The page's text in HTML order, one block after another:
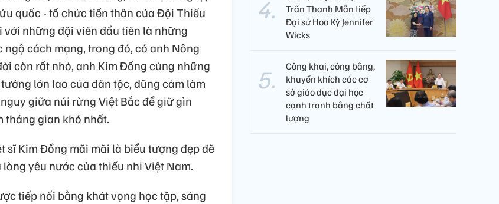
quốc - tổ chức tiền thân của Đội Thiếu
những đội viên đầu tiên là những
cách mạng, trong đó, có anh Nông
còn rất nhỏ, anh Kim Đồng cùng những
lớn lao của dân tộc, dũng cảm làm
giữa núi rừng Việt Bắc để giữ gìn
tháng gian khó nhất.
sĩ Kim Đồng mãi mãi là biểu tượng đẹp đẽ
yêu nước của thiếu nhi Việt Nam.
tiếp nối bằng khát vọng học tập, sáng
Trần Thanh Mẫn tiếp
Đại sứ Hoa Kỳ Jennifer
Wicks
Công khai, công bằng,
khuyến khích các cơ
sở giáo dục đại học
cạnh tranh bằng chất
lượng​